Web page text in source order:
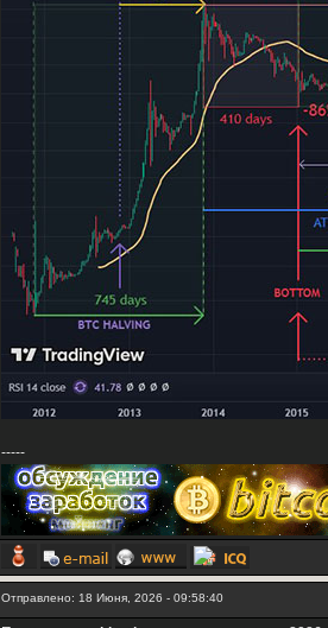
-----
Отправлено: 18 Июня, 2026 - 09:58:40